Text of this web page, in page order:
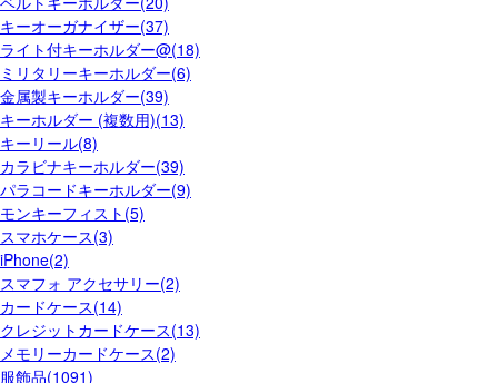
キーオーガナイザー(37)
ライト付キーホルダー@(18)
ミリタリーキーホルダー(6)
金属製キーホルダー(39)
キーホルダー (複数用)(13)
キーリール(8)
カラビナキーホルダー(39)
パラコードキーホルダー(9)
モンキーフィスト(5)
スマホケース(3)
iPhone(2)
スマフォ アクセサリー(2)
カードケース(14)
クレジットカードケース(13)
メモリーカードケース(2)
服飾品(1091)